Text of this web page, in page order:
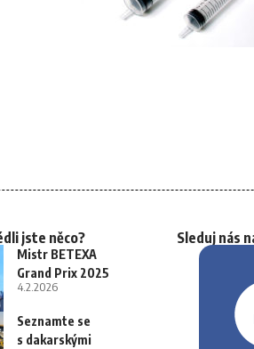
jste něco?
Mistr BETEXA
Grand Prix 2025
4.2.2026
Seznamte se
s dakarskými
Sleduj nás